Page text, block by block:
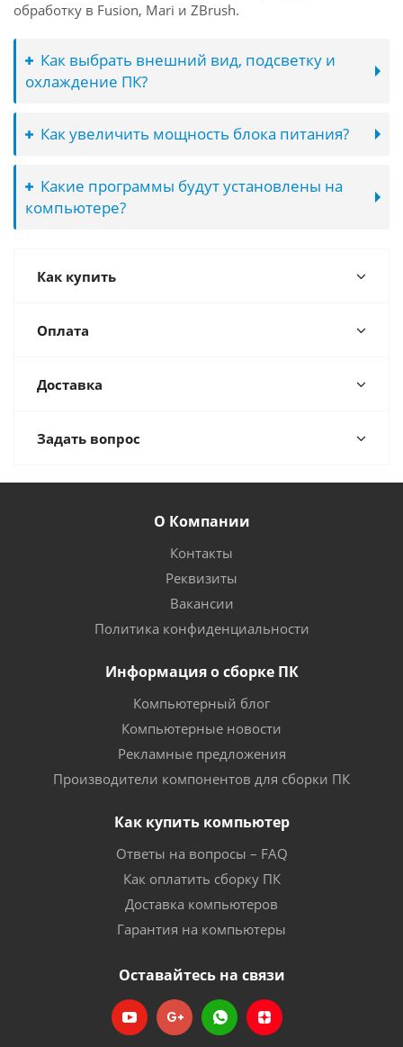
обработку в Fusion, Mari и ZBrush.
Как выбрать внешний вид, подсветку и
охлаждение ПК?
Как увеличить мощность блока питания?
Какие программы будут установлены на
компьютере?
Как купить
Оплата
Доставка
Задать вопрос
О Компании
Контакты
Реквизиты
Вакансии
Политика конфиденциальности
Информация о сборке ПК
Компьютерный блог
Компьютерные новости
Рекламные предложения
Производители компонентов для сборки ПК
Как купить компьютер
Ответы на вопросы – FAQ
Как оплатить сборку ПК
Доставка компьютеров
Гарантия на компьютеры
Оставайтесь на связи